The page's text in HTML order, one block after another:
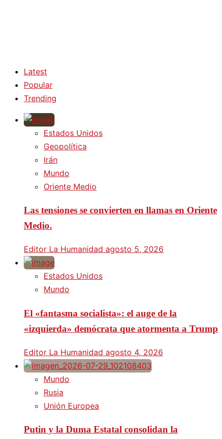
Latest
Popular
Trending
Estados Unidos
Geopolítica
Irán
Mundo
Oriente Medio
Las tensiones se convierten en llamas en Oriente
Medio.
Editor La Humanidad agosto 5, 2026
Estados Unidos
Mundo
El «fantasma socialista»: el auge de la
«izquierda» demócrata que atormenta a Trump
Editor La Humanidad agosto 4, 2026
Mundo
Rusia
Unión Europea
Putin y la Duma Estatal consolidan la